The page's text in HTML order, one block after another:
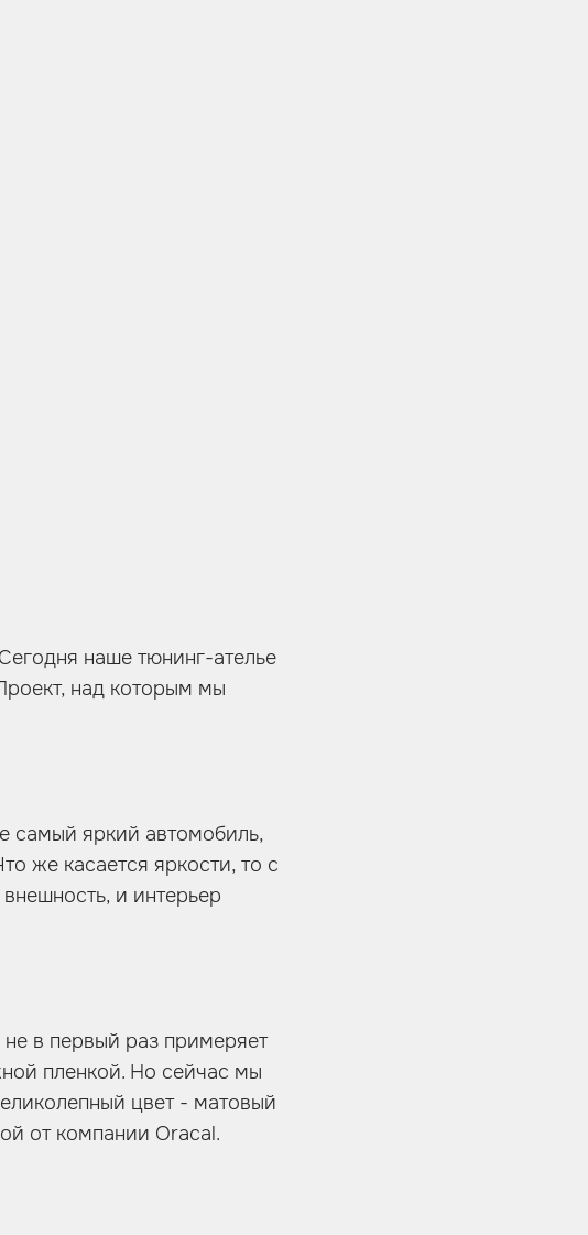
наше тюнинг-ателье
над которым мы
самый яркий автомобиль,
же касается яркости, то с
и интерьер
в первый раз примеряет
пленкой. Но сейчас мы
цвет - матовый
от компании Oracal.